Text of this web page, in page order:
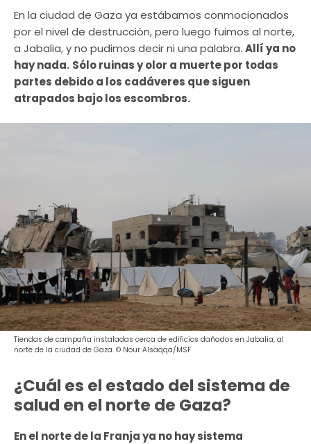
En la ciudad de Gaza ya estábamos conmocionados
por el nivel de destrucción, pero luego fuimos al norte,
a Jabalia, y no pudimos decir ni una palabra. Allí ya no
hay nada. Sólo ruinas y olor a muerte por todas
partes debido a los cadáveres que siguen
atrapados bajo los escombros.
Tiendas de campaña instaladas cerca de edificios dañados en Jabalia, al
norte de la ciudad de Gaza. © Nour Alsaqqa/MSF
¿Cuál es el estado del sistema de
salud en el norte de Gaza?
En el norte de la Franja ya no hay sistema